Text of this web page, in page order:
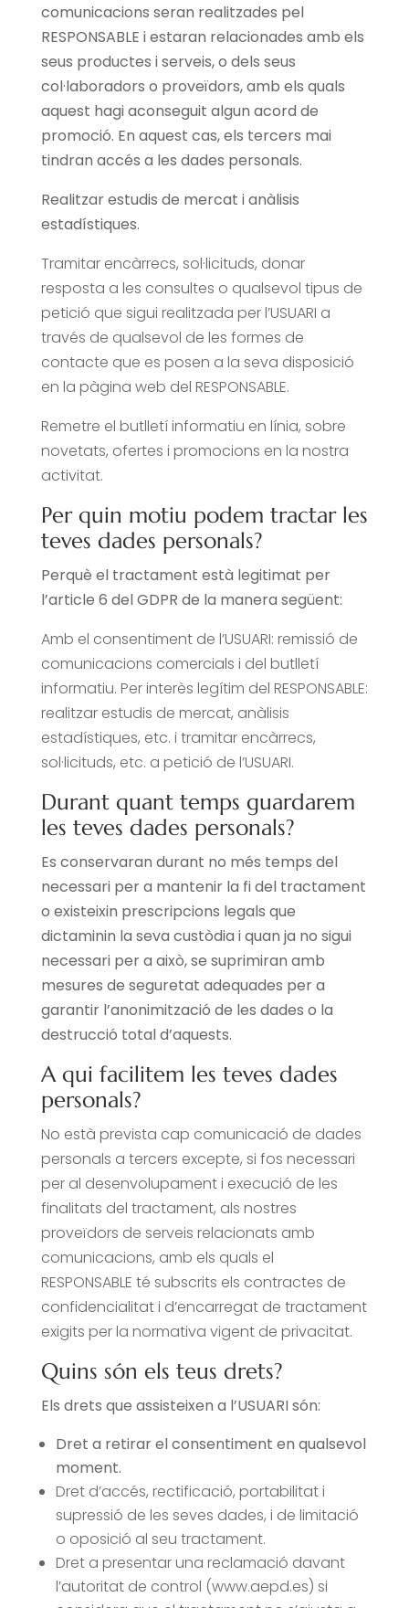
comunicacions seran realitzades pel
RESPONSABLE i estaran relacionades amb els
seus productes i serveis, o dels seus
col·laboradors o proveïdors, amb els quals
aquest hagi aconseguit algun acord de
promoció. En aquest cas, els tercers mai
tindran accés a les dades personals.
Realitzar estudis de mercat i anàlisis
estadístiques.
Tramitar encàrrecs, sol·licituds, donar
resposta a les consultes o qualsevol tipus de
petició que sigui realitzada per l’USUARI a
través de qualsevol de les formes de
contacte que es posen a la seva disposició
en la pàgina web del RESPONSABLE.
Remetre el butlletí informatiu en línia, sobre
novetats, ofertes i promocions en la nostra
activitat.
Per quin motiu podem tractar les
teves dades personals?
Perquè el tractament està legitimat per
l’article 6 del GDPR de la manera següent:
Amb el consentiment de l’USUARI: remissió de
comunicacions comercials i del butlletí
informatiu. Per interès legítim del RESPONSABLE:
realitzar estudis de mercat, anàlisis
estadístiques, etc. i tramitar encàrrecs,
sol·licituds, etc. a petició de l’USUARI.
Durant quant temps guardarem
les teves dades personals?
Es conservaran durant no més temps del
necessari per a mantenir la fi del tractament
o existeixin prescripcions legals que
dictaminin la seva custòdia i quan ja no sigui
necessari per a això, se suprimiran amb
mesures de seguretat adequades per a
garantir l’anonimització de les dades o la
destrucció total d’aquests.
A qui facilitem les teves dades
personals?
No està prevista cap comunicació de dades
personals a tercers excepte, si fos necessari
per al desenvolupament i execució de les
finalitats del tractament, als nostres
proveïdors de serveis relacionats amb
comunicacions, amb els quals el
RESPONSABLE té subscrits els contractes de
confidencialitat i d’encarregat de tractament
exigits per la normativa vigent de privacitat.
Quins són els teus drets?
Els drets que assisteixen a l’USUARI són:
Dret a retirar el consentiment en qualsevol
moment.
Dret d’accés, rectificació, portabilitat i
supressió de les seves dades, i de limitació
o oposició al seu tractament.
Dret a presentar una reclamació davant
l’autoritat de control (www.aepd.es) si